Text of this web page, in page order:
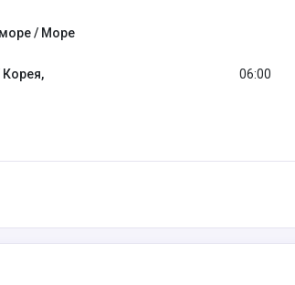
/ Море
Корея, 06:00